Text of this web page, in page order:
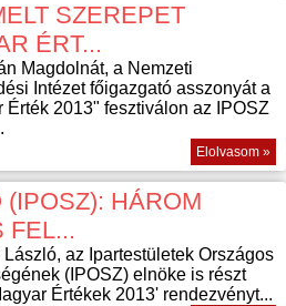
SZEREPET
ÉRT...
Magdolnát, a Nemzeti
Intézet főigazgató asszonyát a
Érték 2013" fesztiválon az IPOSZ
Elolvasom »
HÁROM
FEL...
László, az Ipartestületek Országos
(IPOSZ) elnöke is részt
Értékek 2013' rendezvényt...